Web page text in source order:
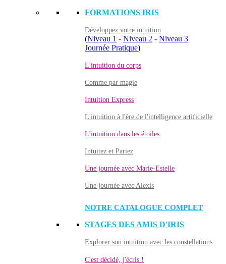
FORMATIONS IRIS
Développez votre intuition
(Niveau 1 - Niveau 2 - Niveau 3
Journée Pratique)
L'intuition du corps
Comme par magie
Intuition Express
L'intuition à l'ère de l'intelligence artificielle
L'intuition dans les étoiles
Intuitez et Pariez
Une journée avec Marie-Estelle
Une journée avec Alexis
NOTRE CATALOGUE COMPLET
STAGES DES AMIS D'IRIS
Explorer son intuition avec les constellations
C'est décidé, j'écris !